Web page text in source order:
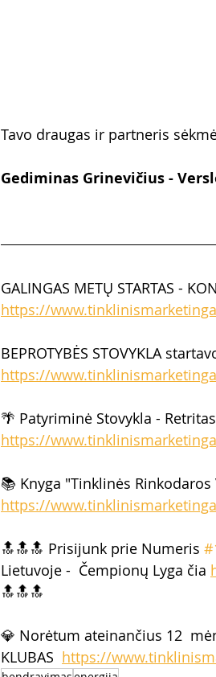
Tavo draugas ir partneris
Gediminas Grinevičius -
GALINGAS METŲ STARTAS -
https://
BEPROTYBĖS STOVYKLA
https://
🌴 Patyriminė Stovykla -
https://
📚 Knyga "Tinklinės Rinkodaros
https://
🔝🔝🔝 Prisijunk prie Numeris
Lietuvoje -  Čempionų Lyga čia
🔝🔝🔝
💎 Norėtum ateinančius 12
KLUBAS https://